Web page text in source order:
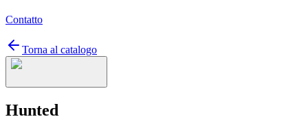
Contatto
Torna al catalogo
Hunted